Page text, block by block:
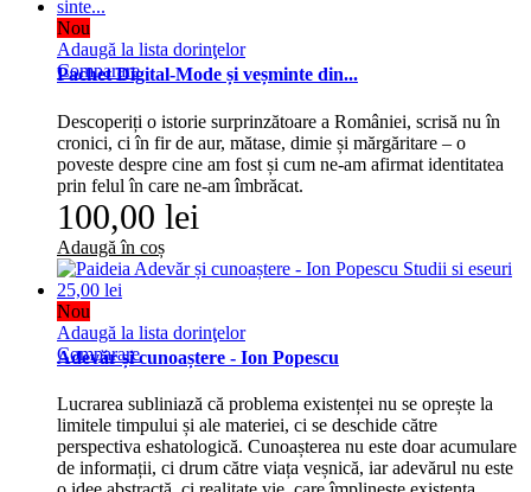
Nou
Adaugă la lista dorinţelor
Comparare
Pachet Digital-Mode și veșminte din...
Descoperiți o istorie surprinzătoare a României, scrisă nu în
cronici, ci în fir de aur, mătase, dimie și mărgăritare – o
poveste despre cine am fost și cum ne-am afirmat identitatea
prin felul în care ne-am îmbrăcat.
100,00 lei
Adaugă în coș
Nou
Adaugă la lista dorinţelor
Comparare
Adevăr și cunoaștere - Ion Popescu
Lucrarea subliniază că problema existenței nu se oprește la
limitele timpului și ale materiei, ci se deschide către
perspectiva eshatologică. Cunoașterea nu este doar acumulare
de informații, ci drum către viața veșnică, iar adevărul nu este